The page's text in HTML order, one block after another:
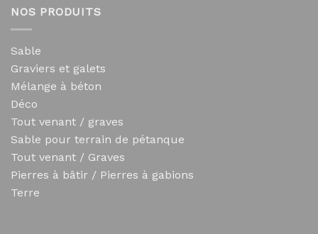
NOS PRODUITS
Sable
Graviers et galets
Mélange à béton
Déco
Tout venant / graves
Sable pour terrain de pétanque
Tout venant / Graves
Pierres à bâtir / Pierres à gabions
Terre